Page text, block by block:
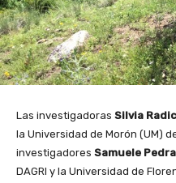
Las investigadoras Silvia
la Universidad de Morón (UM)
investigadores Samuele
DAGRI y la Universidad de